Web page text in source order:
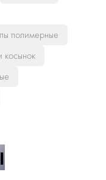
полимерные
косынок